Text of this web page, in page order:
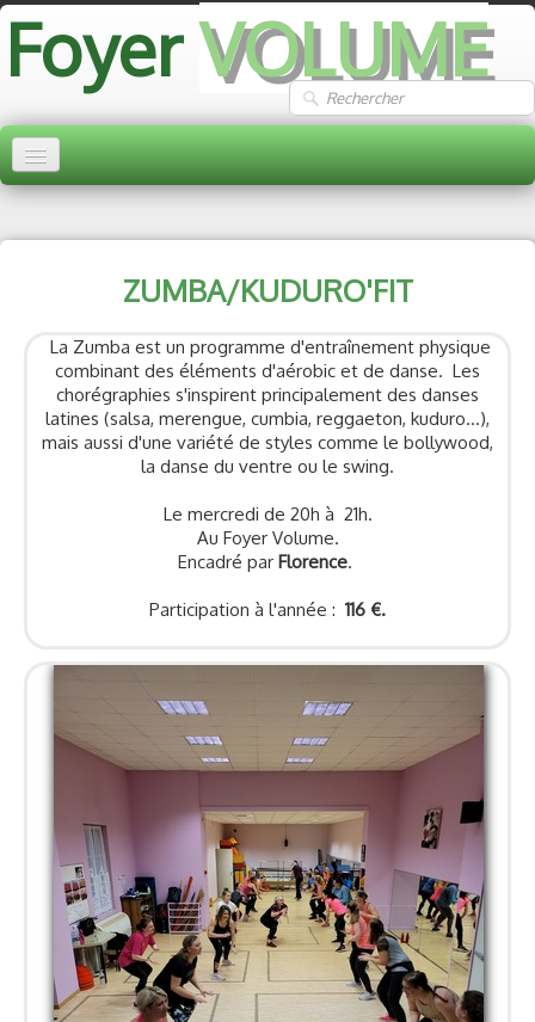
FoyerVOLUME
ACCUEIL
ARTS MARTIAUX▼
GYMNASTIQUE▼
ARTISTIQUE ▼
DETENTE▼
ASSISTANTES MATERNELLES
ZUMBA/KUDURO'FIT
La Zumba est un programme d'entraînement physique
combinant des éléments d'aérobic et de danse. Les
chorégraphies s'inspirent principalement des danses
latines (salsa, merengue, cumbia, reggaeton, kuduro…),
mais aussi d'une variété de styles comme le bollywood,
la danse du ventre ou le swing.
Le mercredi de 20h à 21h.
Au Foyer Volume.
Encadré par Florence.
Participation à l'année : 116 €.